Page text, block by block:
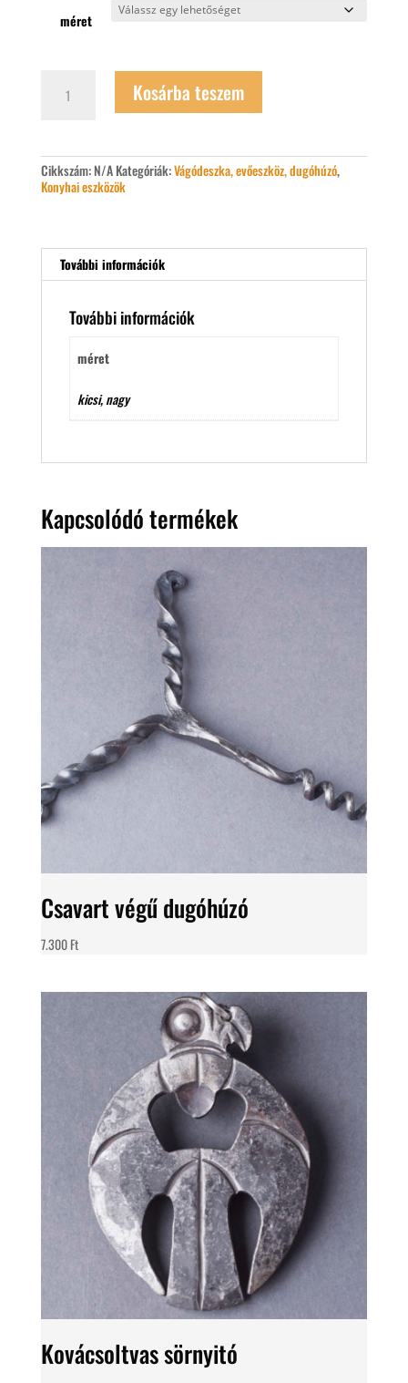
méret
kanál
Kosárba teszem
Cikkszám:N/A Kategóriák:Vágódeszka, evőeszköz, dugóhúzó,
Konyhai eszközök
További információk
További információk
méret
kicsi, nagy
Kapcsolódó termékek
Csavart végű dugóhúzó
7.300Ft
Kovácsoltvas sörnyitó